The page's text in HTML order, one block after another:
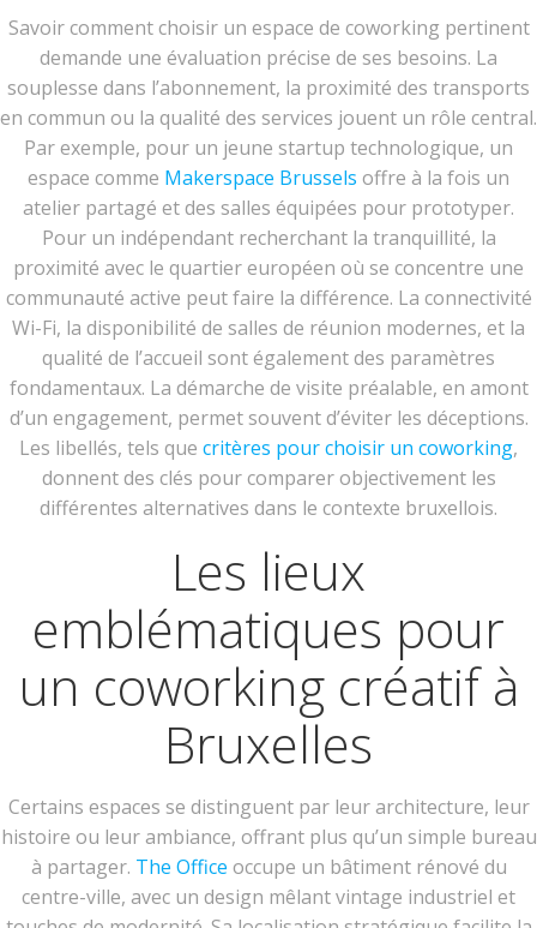
Savoir comment choisir un espace de coworking pertinent
demande une évaluation précise de ses besoins. La
souplesse dans l’abonnement, la proximité des transports
en commun ou la qualité des services jouent un rôle central.
Par exemple, pour un jeune startup technologique, un
espace comme Makerspace Brussels offre à la fois un
atelier partagé et des salles équipées pour prototyper.
Pour un indépendant recherchant la tranquillité, la
proximité avec le quartier européen où se concentre une
communauté active peut faire la différence. La connectivité
Wi-Fi, la disponibilité de salles de réunion modernes, et la
qualité de l’accueil sont également des paramètres
fondamentaux. La démarche de visite préalable, en amont
d’un engagement, permet souvent d’éviter les déceptions.
Les libellés, tels que critères pour choisir un coworking,
donnent des clés pour comparer objectivement les
différentes alternatives dans le contexte bruxellois.
Les lieux
emblématiques pour
un coworking créatif à
Bruxelles
Certains espaces se distinguent par leur architecture, leur
histoire ou leur ambiance, offrant plus qu’un simple bureau
à partager. The Office occupe un bâtiment rénové du
centre-ville, avec un design mêlant vintage industriel et